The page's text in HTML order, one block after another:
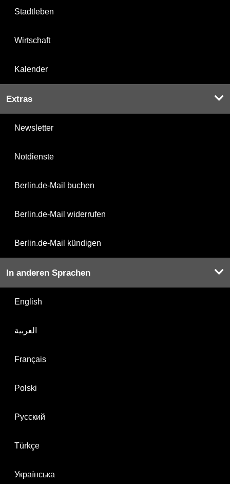
Stadtleben
Wirtschaft
Kalender
Extras
Newsletter
Notdienste
Berlin.de-Mail buchen
Berlin.de-Mail widerrufen
Berlin.de-Mail kündigen
In anderen Sprachen
English
العربية
Français
Polski
Русский
Türkçe
Українська